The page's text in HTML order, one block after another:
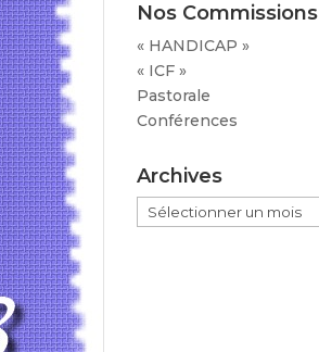
Nos Commissions
« HANDICAP »
« ICF »
Pastorale
Conférences
Archives
Archives